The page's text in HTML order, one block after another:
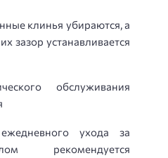
клинья убираются, а
зазор устанавливается
обслуживания
ухода за
рекомендуется